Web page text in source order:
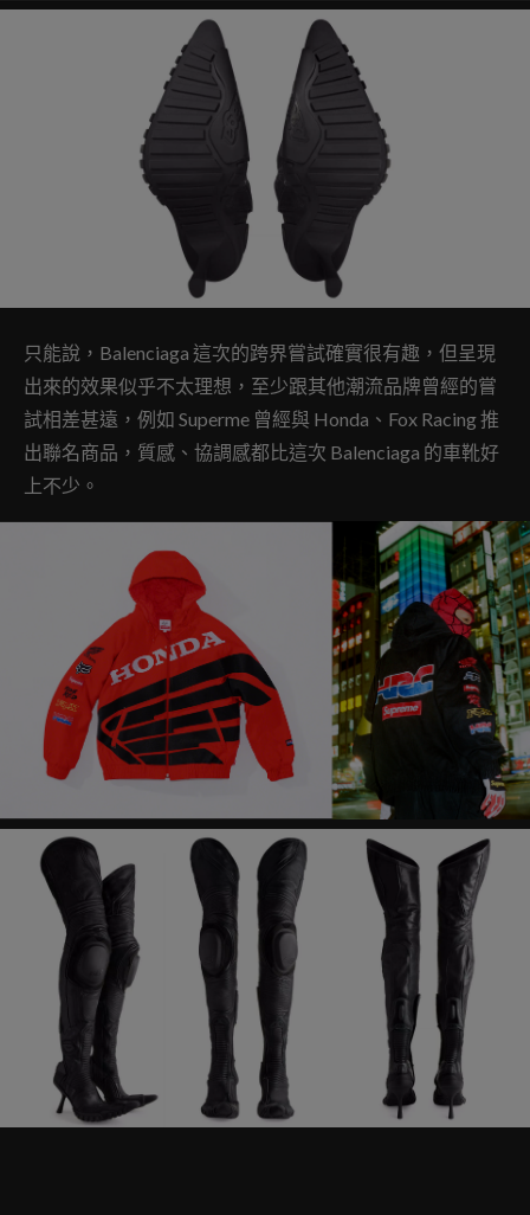
只能說，Balenciaga 這次的跨界嘗試確實很有趣，但呈現
出來的效果似乎不太理想，至少跟其他潮流品牌曾經的嘗
試相差甚遠，例如 Superme 曾經與 Honda、Fox Racing 推
出聯名商品，質感、協調感都比這次 Balenciaga 的車靴好
上不少。